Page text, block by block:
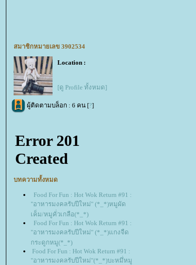
สมาชิกหมายเลข 3902534
Location :
[ดู Profile ทั้งหมด]
ผู้ติดตามบล็อก : 6 คน [?]
บทความทั้งหมด
Food For Fun : Hot Wok Return #91 :
"อาหารมงคลรับปีใหม่" (*_*)หมูผัด
เค็ม/หมูคั่วเกลือ(*_*)
Food For Fun : Hot Wok Return #91 :
"อาหารมงคลรับปีใหม่" (*_*)แกงจืด
กระดูกหมู(*_*)
Food For Fun : Hot Wok Return #91 :
"อาหารมงคลรับปีใหม่"(*_*)บะหมึ่หมู